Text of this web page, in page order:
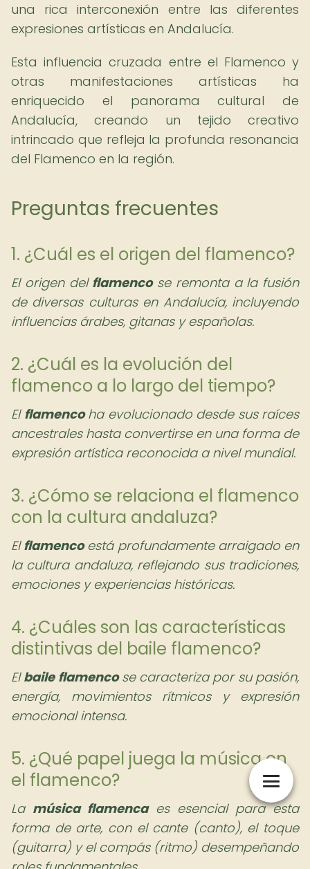
una rica interconexión entre las diferentes
expresiones artísticas en Andalucía.
Esta influencia cruzada entre el Flamenco y
otras manifestaciones artísticas ha
enriquecido el panorama cultural de
Andalucía, creando un tejido creativo
intrincado que refleja la profunda resonancia
del Flamenco en la región.
Preguntas frecuentes
1. ¿Cuál es el origen del flamenco?
El origen del flamencose remonta a la fusión
de diversas culturas en Andalucía, incluyendo
influencias árabes, gitanas y españolas.
2. ¿Cuál es la evolución del
flamenco a lo largo del tiempo?
El flamencoha evolucionado desde sus raíces
ancestrales hasta convertirse en una forma de
expresión artística reconocida a nivel mundial.
3. ¿Cómo se relaciona el flamenco
con la cultura andaluza?
Elflamencoestá profundamente arraigado en
la cultura andaluza, reflejando sus tradiciones,
emociones y experiencias históricas.
4. ¿Cuáles son las características
distintivas del baile flamenco?
Elbaile flamencose caracteriza por su pasión,
energía, movimientos rítmicos y expresión
emocional intensa.
5. ¿Qué papel juega la música en
el flamenco?
La música flamencaes esencial para esta
forma de arte, con el cante (canto), el toque
(guitarra) y el compás (ritmo) desempeñando